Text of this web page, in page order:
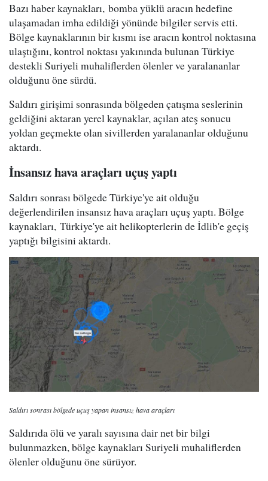
Bazı haber kaynakları, bomba yüklü aracın hedefine
ulaşamadan imha edildiği yönünde bilgiler servis etti.
Bölge kaynaklarının bir kısmı ise aracın kontrol noktasına
ulaştığını, kontrol noktası yakınında bulunan Türkiye
destekli Suriyeli muhaliflerden ölenler ve yaralananlar
olduğunu öne sürdü.
Saldırı girişimi sonrasında bölgeden çatışma seslerinin
geldiğini aktaran yerel kaynaklar, açılan ateş sonucu
yoldan geçmekte olan sivillerden yaralananlar olduğunu
aktardı.
İnsansız hava araçları uçuş yaptı
Saldırı sonrası bölgede Türkiye'ye ait olduğu
değerlendirilen insansız hava araçları uçuş yaptı. Bölge
kaynakları, Türkiye'ye ait helikopterlerin de İdlib'e geçiş
yaptığı bilgisini aktardı.
Saldırı sonrası bölgede uçuş yapan insansız hava araçları
Saldırıda ölü ve yaralı sayısına dair net bir bilgi
bulunmazken, bölge kaynakları Suriyeli muhaliflerden
ölenler olduğunu öne sürüyor.